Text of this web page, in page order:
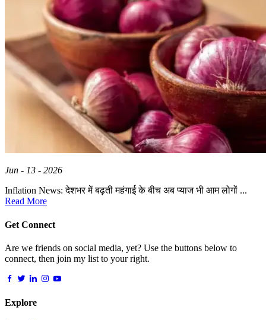
Jun - 13 - 2026
Inflation News: देशभर में बढ़ती महंगाई के बीच अब प्याज भी आम लोगों ...
Read More
Get Connect
Are we friends on social media, yet? Use the buttons below to
connect, then join my list to your right.
Explore